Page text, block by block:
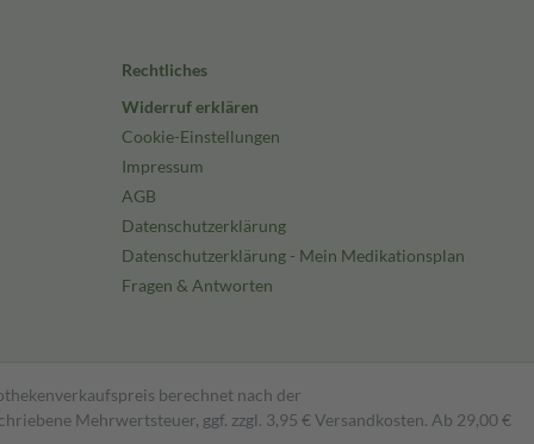
Rechtliches
Widerruf erklären
Cookie-Einstellungen
Impressum
AGB
Datenschutzerklärung
Datenschutzerklärung - Mein Medikationsplan
Fragen & Antworten
berechnet nach der
Mehrwertsteuer, ggf. zzgl. 3,95 € Versandkosten. Ab 29,00 €